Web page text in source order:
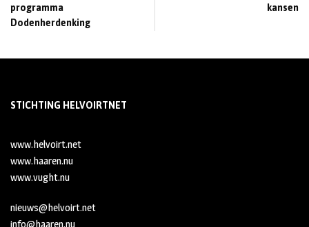
programma
Dodenherdenking
kansen
STICHTING HELVOIRTNET
www.helvoirt.net
www.haaren.nu
www.vught.nu
nieuws@helvoirt.net
info@haaren.nu